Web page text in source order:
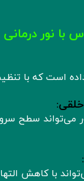
با نور درمانی
است که با
:
می‌تواند سطح
:
با کاهش